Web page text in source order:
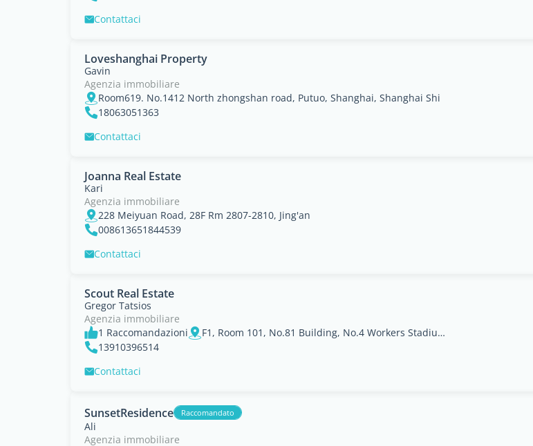
Contattaci
Loveshanghai Property
Gavin
Agenzia immobiliare
Room619. No.1412 North zhongshan road, Putuo, Shanghai, Shanghai Shi
18063051363
Contattaci
Joanna Real Estate
Kari
Agenzia immobiliare
228 Meiyuan Road, 28F Rm 2807-2810, Jing'an
008613651844539
Contattaci
Scout Real Estate
Gregor Tatsios
Agenzia immobiliare
1 Raccomandazioni
F1, Room 101, No.81 Building, No.4 Workers Stadium North Road, Chaoyang District
13910396514
Contattaci
SunsetResidence Raccomandato
Ali
Agenzia immobiliare